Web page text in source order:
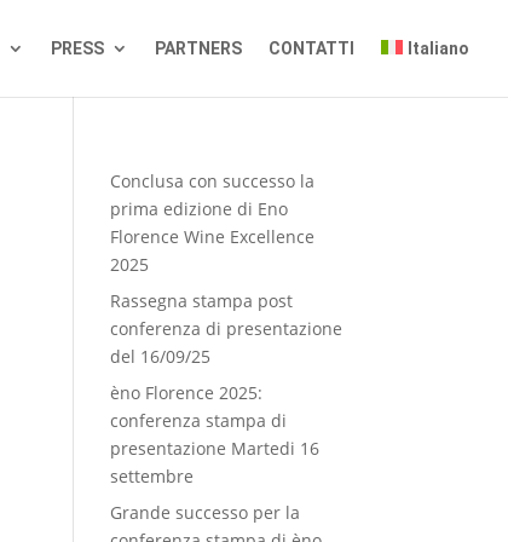
PRESS PARTNERS CONTATTI Italiano
Conclusa con successo la
prima edizione di Eno
Florence Wine Excellence
2025
Rassegna stampa post
conferenza di presentazione
del 16/09/25
èno Florence 2025:
conferenza stampa di
presentazione Martedi 16
settembre
Grande successo per la